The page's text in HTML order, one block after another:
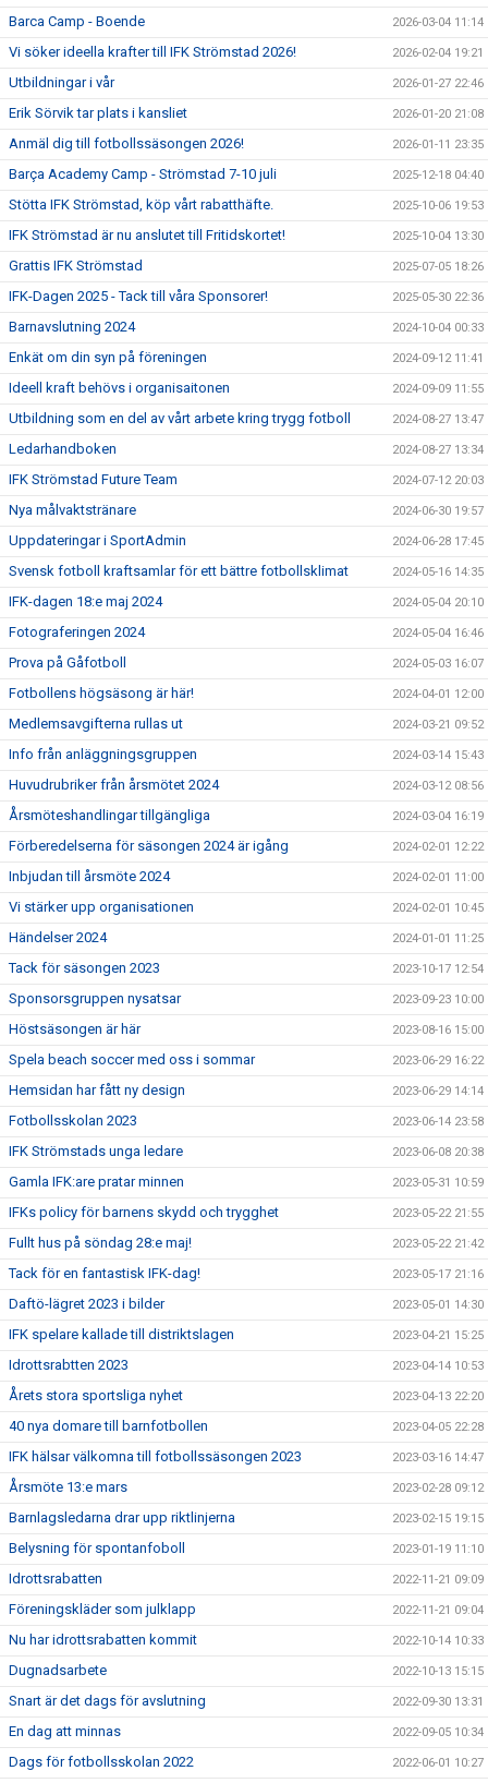
Barca Camp - Boende 2026-03-04 11:14
Vi söker ideella krafter till IFK Strömstad 2026! 2026-02-04 19:21
Utbildningar i vår 2026-01-27 22:46
Erik Sörvik tar plats i kansliet 2026-01-20 21:08
Anmäl dig till fotbollssäsongen 2026! 2026-01-11 23:35
Barça Academy Camp - Strömstad 7-10 juli 2025-12-18 04:40
Stötta IFK Strömstad, köp vårt rabatthäfte. 2025-10-06 19:53
IFK Strömstad är nu anslutet till Fritidskortet! 2025-10-04 13:30
Grattis IFK Strömstad 2025-07-05 18:26
IFK-Dagen 2025 - Tack till våra Sponsorer! 2025-05-30 22:36
Barnavslutning 2024 2024-10-04 00:33
Enkät om din syn på föreningen 2024-09-12 11:41
Ideell kraft behövs i organisaitonen 2024-09-09 11:55
Utbildning som en del av vårt arbete kring trygg fotboll 2024-08-27 13:47
Ledarhandboken 2024-08-27 13:34
IFK Strömstad Future Team 2024-07-12 20:03
Nya målvaktstränare 2024-06-30 19:57
Uppdateringar i SportAdmin 2024-06-28 17:45
Svensk fotboll kraftsamlar för ett bättre fotbollsklimat 2024-05-16 14:35
IFK-dagen 18:e maj 2024 2024-05-04 20:10
Fotograferingen 2024 2024-05-04 16:46
Prova på Gåfotboll 2024-05-03 16:07
Fotbollens högsäsong är här! 2024-04-01 12:00
Medlemsavgifterna rullas ut 2024-03-21 09:52
Info från anläggningsgruppen 2024-03-14 15:43
Huvudrubriker från årsmötet 2024 2024-03-12 08:56
Årsmöteshandlingar tillgängliga 2024-03-04 16:19
Förberedelserna för säsongen 2024 är igång 2024-02-01 12:22
Inbjudan till årsmöte 2024 2024-02-01 11:00
Vi stärker upp organisationen 2024-02-01 10:45
Händelser 2024 2024-01-01 11:25
Tack för säsongen 2023 2023-10-17 12:54
Sponsorsgruppen nysatsar 2023-09-23 10:00
Höstsäsongen är här 2023-08-16 15:00
Spela beach soccer med oss i sommar 2023-06-29 16:22
Hemsidan har fått ny design 2023-06-29 14:14
Fotbollsskolan 2023 2023-06-14 23:58
IFK Strömstads unga ledare 2023-06-08 20:38
Gamla IFK:are pratar minnen 2023-05-31 10:59
IFKs policy för barnens skydd och trygghet 2023-05-22 21:55
Fullt hus på söndag 28:e maj! 2023-05-22 21:42
Tack för en fantastisk IFK-dag! 2023-05-17 21:16
Daftö-lägret 2023 i bilder 2023-05-01 14:30
IFK spelare kallade till distriktslagen 2023-04-21 15:25
Idrottsrabtten 2023 2023-04-14 10:53
Årets stora sportsliga nyhet 2023-04-13 22:20
40 nya domare till barnfotbollen 2023-04-05 22:28
IFK hälsar välkomna till fotbollssäsongen 2023 2023-03-16 14:47
Årsmöte 13:e mars 2023-02-28 09:12
Barnlagsledarna drar upp riktlinjerna 2023-02-15 19:15
Belysning för spontanfoboll 2023-01-19 11:10
Idrottsrabatten 2022-11-21 09:09
Föreningskläder som julklapp 2022-11-21 09:04
Nu har idrottsrabatten kommit 2022-10-14 10:33
Dugnadsarbete 2022-10-13 15:15
Snart är det dags för avslutning 2022-09-30 13:31
En dag att minnas 2022-09-05 10:34
Dags för fotbollsskolan 2022 2022-06-01 10:27